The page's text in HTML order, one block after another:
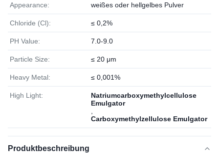
Appearance: weißes oder hellgelbes Pulver
Chloride (Cl): ≤ 0,2%
PH Value: 7.0-9.0
Particle Size: ≤ 20 μm
Heavy Metal: ≤ 0,001%
High Light:
Natriumcarboxymethylcellulose
Emulgator
Carboxymethylzellulose Emulgator
Produktbeschreibung